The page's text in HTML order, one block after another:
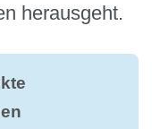
herausgeht.